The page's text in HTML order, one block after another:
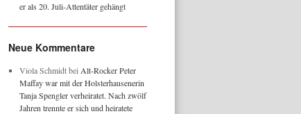
er als 20. Juli-Attentäter gehängt
Neue Kommentare
Viola Schmidtbei Alt-Rocker Peter
Maffay war mit der Holsterhausenerin
Tanja Spengler verheiratet. Nach zwölf
Jahren trennte er sich und heiratete